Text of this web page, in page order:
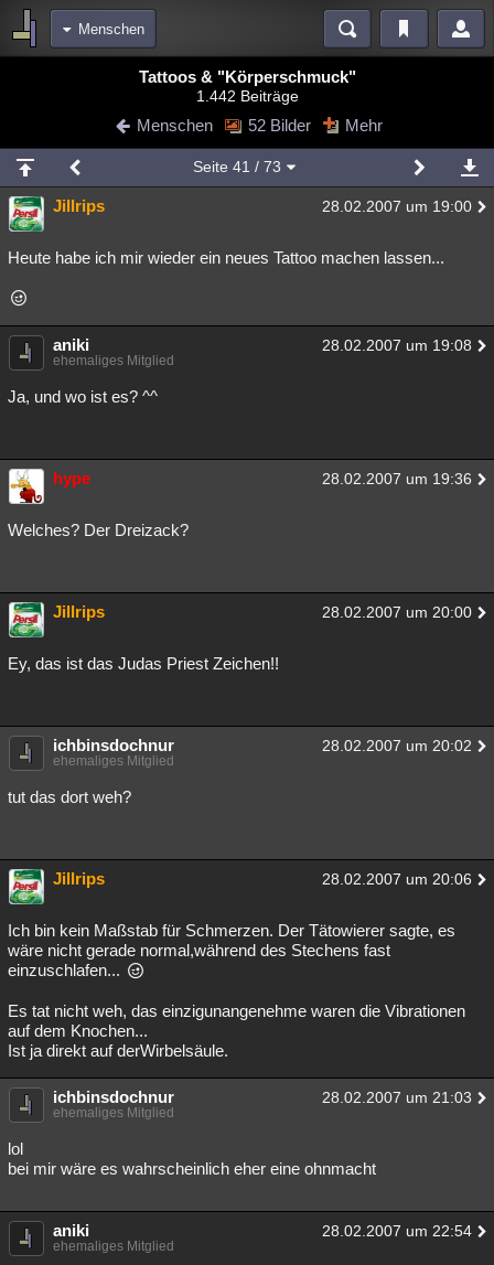
Menschen
Blogs Videos
Chat Wiki Neuigkeiten
meine Rubriken
Menschen Mystery Kriminalfälle
Spiritualität Verschwörungen Technologie Ufologie
Natur
weitere Rubriken
Philosophie Träume
Astronomie Helpdesk
Übersichten
Tattoos & "Körperschmuck"
1.442 Beiträge
Menschen 52 Bilder Mehr
Seite 41 / 73
Jillrips 28.02.2007 um 19:00
Heute habe ich mir wieder ein neues Tattoo machen lassen...
aniki 28.02.2007 um 19:08
ehemaliges Mitglied
Ja, und wo ist es? ^^
hype 28.02.2007 um 19:36
Welches? Der Dreizack?
Jillrips 28.02.2007 um 20:00
Ey, das ist das Judas Priest Zeichen!!
ichbinsdochnur 28.02.2007 um 20:02
ehemaliges Mitglied
tut das dort weh?
Jillrips 28.02.2007 um 20:06
Ich bin kein Maßstab für Schmerzen. Der Tätowierer sagte, es
wäre nicht gerade normal,während des Stechens fast
einzuschlafen...
Es tat nicht weh, das einzigunangenehme waren die Vibrationen
auf dem Knochen...
Ist ja direkt auf derWirbelsäule.
ichbinsdochnur 28.02.2007 um 21:03
ehemaliges Mitglied
lol
bei mir wäre es wahrscheinlich eher eine ohnmacht
aniki 28.02.2007 um 22:54
ehemaliges Mitglied